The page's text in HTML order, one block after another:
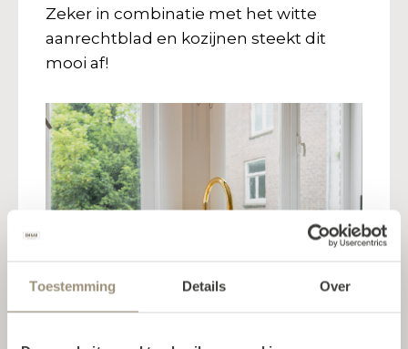
Toestemming Details Over
Zeker in combinatie met het witte
aanrechtblad en kozijnen steekt dit
mooi af!